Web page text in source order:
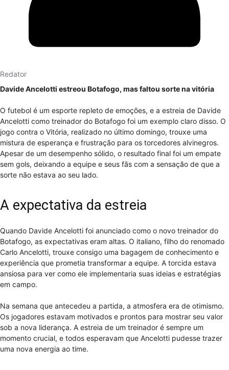
Redator
Davide Ancelotti estreou Botafogo, mas faltou sorte na vitória
O futebol é um esporte repleto de emoções, e a estreia de Davide
Ancelotti como treinador do Botafogo foi um exemplo claro disso. O
jogo contra o Vitória, realizado no último domingo, trouxe uma
mistura de esperança e frustração para os torcedores alvinegros.
Apesar de um desempenho sólido, o resultado final foi um empate
sem gols, deixando a equipe e seus fãs com a sensação de que a
sorte não estava ao seu lado.
A expectativa da estreia
Quando Davide Ancelotti foi anunciado como o novo treinador do
Botafogo, as expectativas eram altas. O italiano, filho do renomado
Carlo Ancelotti, trouxe consigo uma bagagem de conhecimento e
experiência que prometia transformar a equipe. A torcida estava
ansiosa para ver como ele implementaria suas ideias e estratégias
em campo.
Na semana que antecedeu a partida, a atmosfera era de otimismo.
Os jogadores estavam motivados e prontos para mostrar seu valor
sob a nova liderança. A estreia de um treinador é sempre um
momento crucial, e todos esperavam que Ancelotti pudesse trazer
uma nova energia ao time.